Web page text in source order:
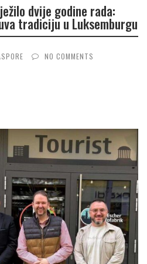
dvije godine rada:
tradiciju u Luksemburgu
NO COMMENTS